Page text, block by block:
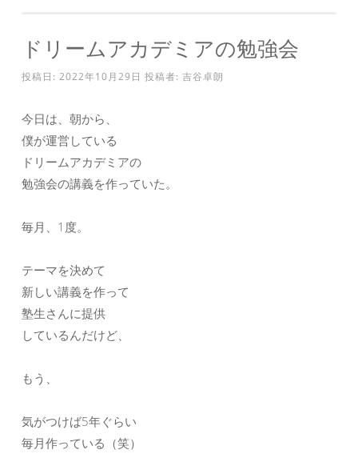
ドリームアカデミアの勉強会
投稿日: 2022年10月29日 投稿者: 吉谷卓朗
今日は、朝から、
僕が運営している
ドリームアカデミアの
勉強会の講義を作っていた。
毎月、1度。
テーマを決めて
新しい講義を作って
塾生さんに提供
しているんだけど、
もう、
気がつけば5年ぐらい
毎月作っている（笑）